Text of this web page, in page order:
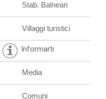
Stab. Balneari
Villaggi turistici
Informarti
Media
Comuni